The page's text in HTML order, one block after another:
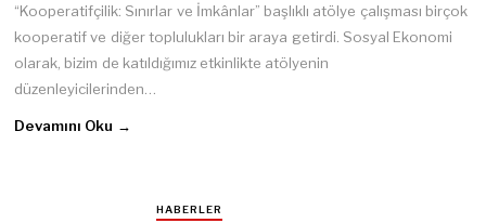
“Kooperatifçilik: Sınırlar ve İmkânlar” başlıklı atölye çalışması birçok
kooperatif ve diğer toplulukları bir araya getirdi. Sosyal Ekonomi
olarak, bizim de katıldığımız etkinlikte atölyenin
düzenleyicilerinden…
Devamını Oku →
HABERLER